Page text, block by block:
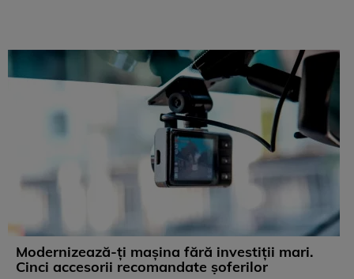
Modernizează-ți mașina fără investiții mari.
Cinci accesorii recomandate șoferilor